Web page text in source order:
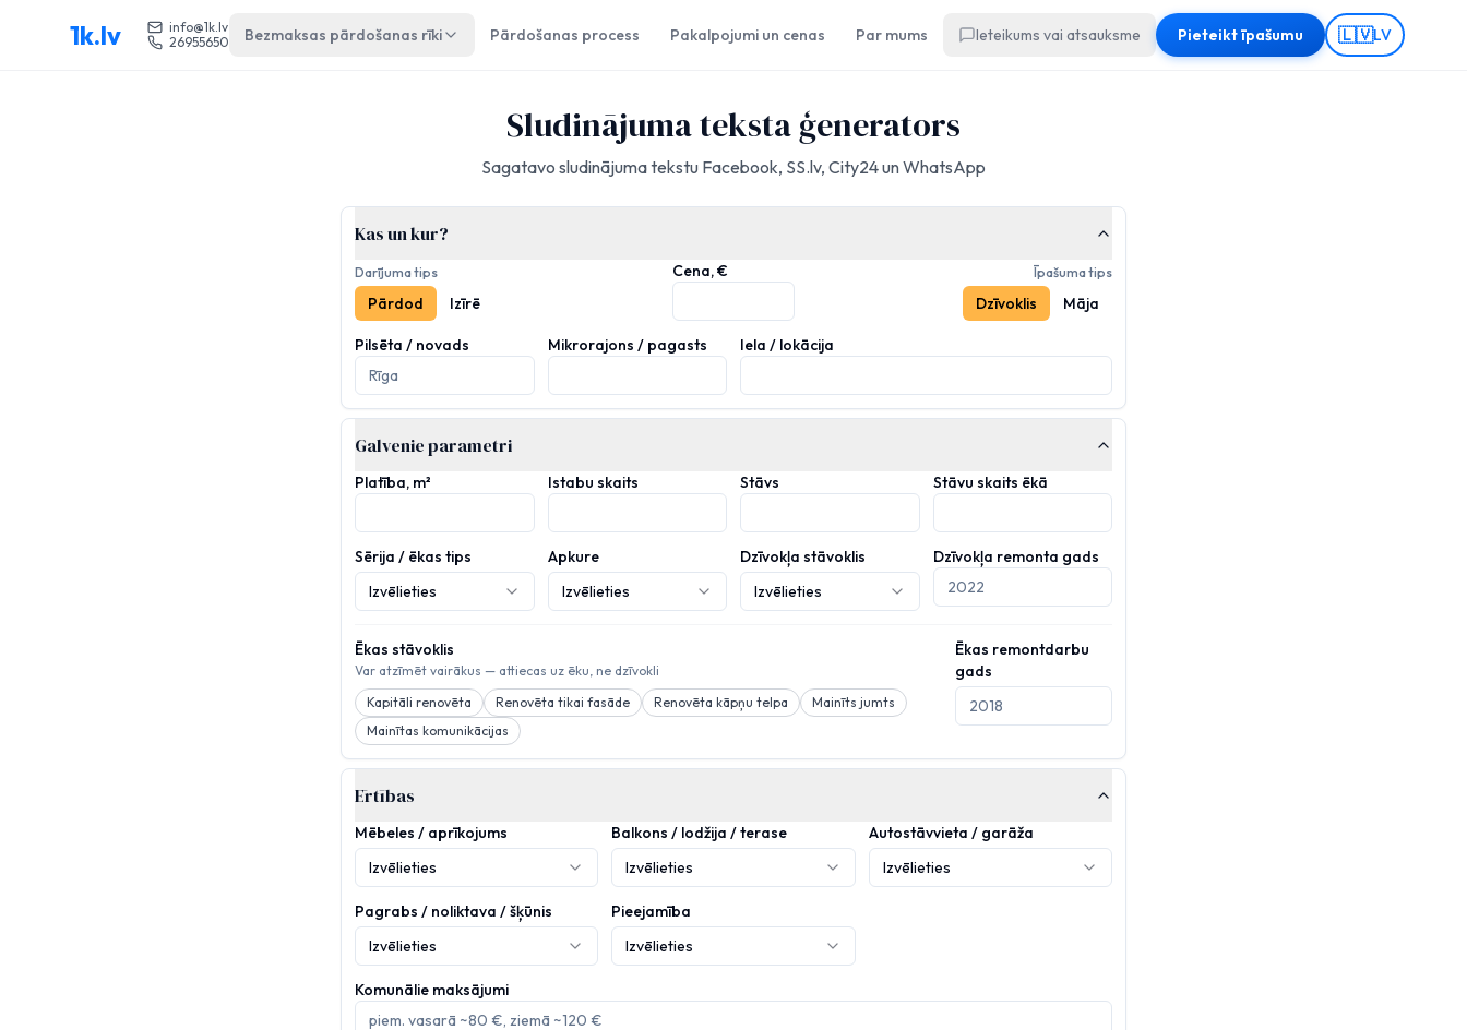
1k.lv
info@1k.lv
26955650
Bezmaksas pārdošanas rīki Pārdošanas process Pakalpojumi un cenas Par mums Ieteikums vai atsauksme Pieteikt īpašumu 🇱🇻LV
Sludinājuma teksta ģenerators
Sagatavo sludinājuma tekstu Facebook, SS.lv, City24 un WhatsApp
Kas un kur?
Darījuma tips
Pārdod Izīrē
Cena, € Īpašuma tips
Dzīvoklis Māja
Pilsēta / novads Mikrorajons / pagasts Iela / lokācija
Galvenie parametri
Platība, m² Istabu skaits Stāvs Stāvu skaits ēkā
Sērija / ēkas tips
Izvēlieties
Apkure
Izvēlieties
Dzīvokļa stāvoklis
Izvēlieties
Dzīvokļa remonta gads
Ēkas stāvoklis
Var atzīmēt vairākus — attiecas uz ēku, ne dzīvokli
Kapitāli renovēta
Renovēta tikai fasāde Renovēta kāpņu telpa
Mainīts jumts
Mainītas komunikācijas
Ēkas remontdarbu
gads
Ērtības
Mēbeles / aprīkojums
Izvēlieties
Balkons / lodžija / terase
Izvēlieties
Autostāvvieta / garāža
Izvēlieties
Pagrabs / noliktava / šķūnis
Izvēlieties
Pieejamība
Izvēlieties
Komunālie maksājumi